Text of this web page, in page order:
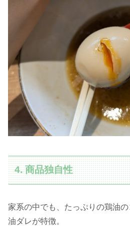
4. 商品独自性
家系の中でも、たっぷりの鶏油
油ダレが特徴。